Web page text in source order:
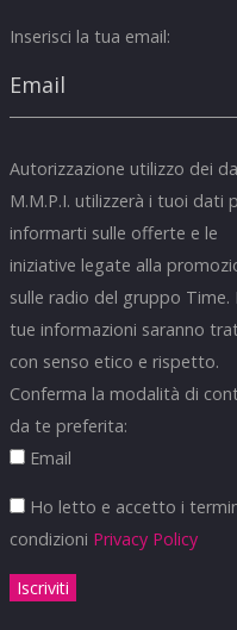
Inserisci la tua email:
Autorizzazione utilizzo dei
M.M.P.I. utilizzerà i tuoi dati
informarti sulle offerte e le
iniziative legate alla
sulle radio del gruppo Time.
tue informazioni saranno
con senso etico e rispetto.
Conferma la modalità di
da te preferita:
Email
Ho letto e accetto i
condizioni Privacy Policy